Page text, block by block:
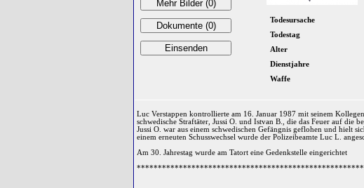
Todesursache
Todestag
Alter
Dienstjahre
Waffe
Luc Verstappen kontrollierte am 16. Januar 1987 mit seinem
schwedische Straftäter, Jussi O. und Istvan B., die das Feuer auf die
Jussi O. war aus einem schwedischen Gefängnis geflohen und hielt
einem erneuten Schusswechsel wurde der Polizeibeamte Luc L.
Am 30. Jahrestag wurde am Tatort eine Gedenkstelle eingerichtet